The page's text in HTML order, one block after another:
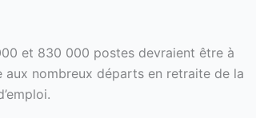
et 830 000 postes devraient être à
aux nombreux départs en retraite de la